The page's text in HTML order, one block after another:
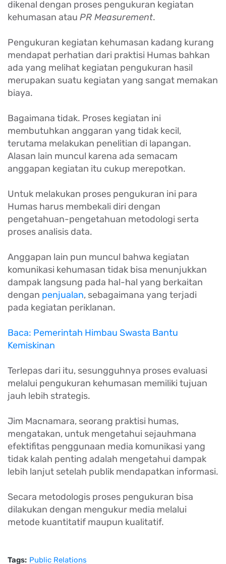
dikenal dengan proses pengukuran kegiatan
kehumasan atau PR Measurement.
Pengukuran kegiatan kehumasan kadang kurang
mendapat perhatian dari praktisi Humas bahkan
ada yang melihat kegiatan pengukuran hasil
merupakan suatu kegiatan yang sangat memakan
biaya.
Bagaimana tidak. Proses kegiatan ini
membutuhkan anggaran yang tidak kecil,
terutama melakukan penelitian di lapangan.
Alasan lain muncul karena ada semacam
anggapan kegiatan itu cukup merepotkan.
Untuk melakukan proses pengukuran ini para
Humas harus membekali diri dengan
pengetahuan-pengetahuan metodologi serta
proses analisis data.
Anggapan lain pun muncul bahwa kegiatan
komunikasi kehumasan tidak bisa menunjukkan
dampak langsung pada hal-hal yang berkaitan
dengan penjualan, sebagaimana yang terjadi
pada kegiatan periklanan.
Baca: Pemerintah Himbau Swasta Bantu
Kemiskinan
Terlepas dari itu, sesungguhnya proses evaluasi
melalui pengukuran kehumasan memiliki tujuan
jauh lebih strategis.
Jim Macnamara, seorang praktisi humas,
mengatakan, untuk mengetahui sejauhmana
efektifitas penggunaan media komunikasi yang
tidak kalah penting adalah mengetahui dampak
lebih lanjut setelah publik mendapatkan informasi.
Secara metodologis proses pengukuran bisa
dilakukan dengan mengukur media melalui
metode kuantitatif maupun kualitatif.
Tags: Public Relations